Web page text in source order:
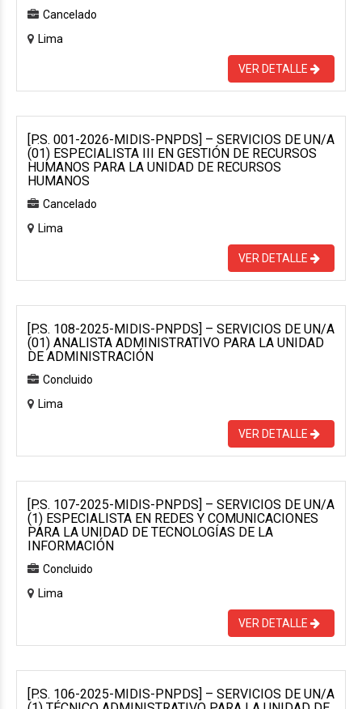
Cancelado
Lima
VER DETALLE
[P.S. 001-2026-MIDIS-PNPDS] – SERVICIOS DE UN/A
(01) ESPECIALISTA III EN GESTIÓN DE RECURSOS
HUMANOS PARA LA UNIDAD DE RECURSOS
HUMANOS
Cancelado
Lima
VER DETALLE
[P.S. 108-2025-MIDIS-PNPDS] – SERVICIOS DE UN/A
(01) ANALISTA ADMINISTRATIVO PARA LA UNIDAD
DE ADMINISTRACIÓN
Concluido
Lima
VER DETALLE
[P.S. 107-2025-MIDIS-PNPDS] – SERVICIOS DE UN/A
(1) ESPECIALISTA EN REDES Y COMUNICACIONES
PARA LA UNIDAD DE TECNOLOGÍAS DE LA
INFORMACIÓN
Concluido
Lima
VER DETALLE
[P.S. 106-2025-MIDIS-PNPDS] – SERVICIOS DE UN/A